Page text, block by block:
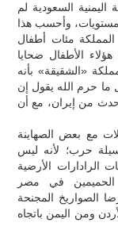
السعودية لم
مستويات، وأحسب هذا
مئات أطفال
الأطفال ضحايا
«الشقيقة» بأنه
حرم الله يقول إن
من إيران، مع أن
مع بعض الصهاينة
حرب؛ لأنه ليس
الرادارات الأرضية
الحميمين في مصر
الصواريخ المجنحة
ومن اليمن باتجاه